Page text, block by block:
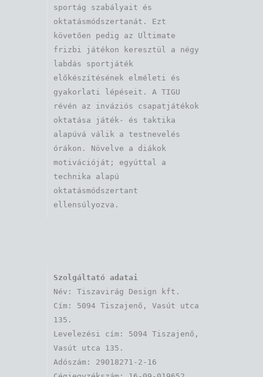
sportág szabályait és
oktatásmódszertanát. Ezt
követően pedig az Ultimate
frizbi játékon keresztül a négy
labdás sportjáték
előkészítésének elméleti és
gyakorlati lépéseit. A TIGU
révén az inváziós csapatjátékok
oktatása játék- és taktika
alapúvá válik a testnevelés
órákon. Növelve a diákok
motivációját; egyúttal a
technika alapú
oktatásmódszertant
ellensúlyozva.
Szolgáltató adatai
Név: Tiszavirág Design kft.
Cím: 5094 Tiszajenő, Vasút utca
135.
Levelezési cím: 5094 Tiszajenő,
Vasút utca 135.
Adószám: 29018271-2-16